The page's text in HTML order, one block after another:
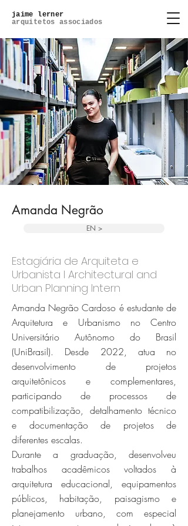
jaime lerner
arquitetos associados
Amanda Negrão
EN >
Estagiária de Arquiteta e
Urbanista l Architectural and
Urban Planning Intern
Amanda Negrão Cardoso é estudante de
Arquitetura e Urbanismo no Centro
Universitário Autônomo do Brasil
(UniBrasil). Desde 2022, atua no
desenvolvimento de projetos
arquitetônicos e complementares,
participando de processos de
compatibilização, detalhamento técnico
e documentação de projetos de
diferentes escalas.
Durante a graduação, desenvolveu
trabalhos acadêmicos voltados à
arquitetura educacional, equipamentos
públicos, habitação, paisagismo e
planejamento urbano, com especial